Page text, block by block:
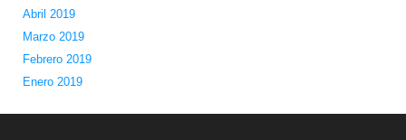
Abril 2019
Marzo 2019
Febrero 2019
Enero 2019